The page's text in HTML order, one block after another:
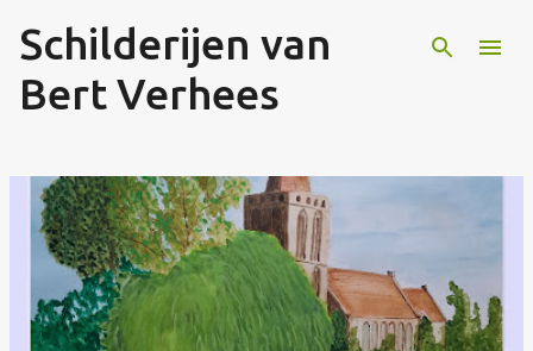
Doorgaan naar hoofdcontent
Schilderijen van
Bert Verhees